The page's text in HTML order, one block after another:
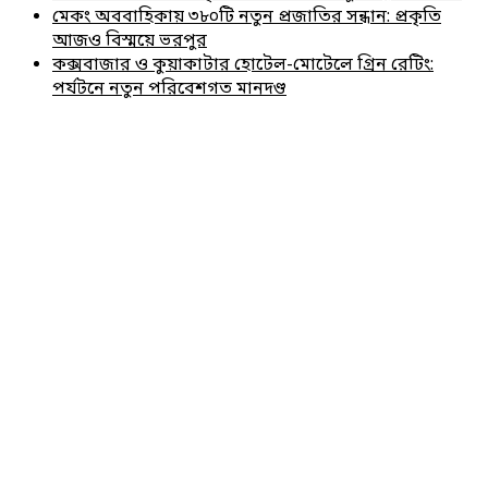
মেকং অববাহিকায় ৩৮০টি নতুন প্রজাতির সন্ধান: প্রকৃতি
আজও বিস্ময়ে ভরপুর
কক্সবাজার ও কুয়াকাটার হোটেল-মোটেলে গ্রিন রেটিং:
পর্যটনে নতুন পরিবেশগত মানদণ্ড